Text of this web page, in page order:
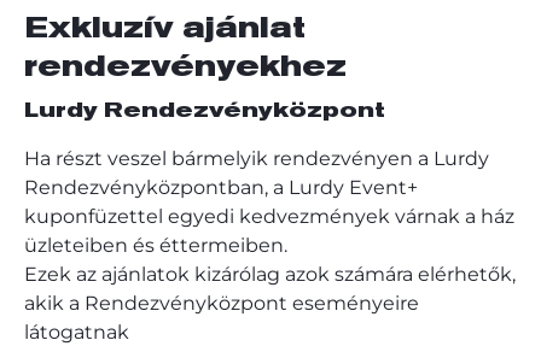
Exkluzív ajánlat
rendezvényekhez
Lurdy Rendezvényközpont
Ha részt veszel bármelyik rendezvényen a Lurdy
Rendezvényközpontban, a Lurdy Event+
kuponfüzettel egyedi kedvezmények várnak a ház
üzleteiben és éttermeiben.
Ezek az ajánlatok kizárólag azok számára elérhetők,
akik a Rendezvényközpont eseményeire
látogatnak